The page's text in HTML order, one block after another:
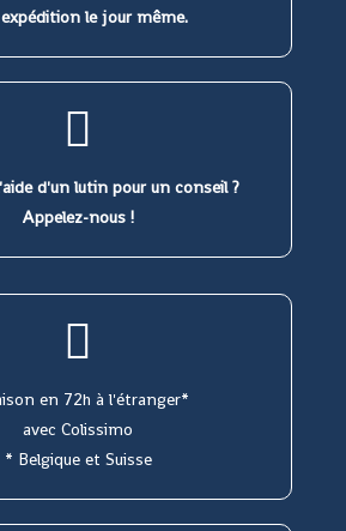
le jour même.
d'un lutin pour un conseil ?
Appelez-nous !
en 72h à l'étranger*
avec Colissimo
* Belgique et Suisse